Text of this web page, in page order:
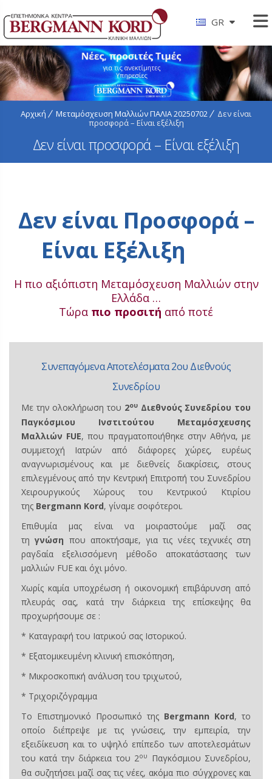
GR
Αρχική Μεταμόσχευση Μαλλιών ΠΑΛΙΑ 20250702
Δεν είναι
προσφορά – Είναι εξέλιξη
Δεν είναι προσφορά – Είναι εξέλιξη
Δεν είναι Προσφορά –
Είναι Εξέλιξη
Η πιο αξιόπιστη Μεταμόσχευση Μαλλιών στην
Ελλάδα …
Τώρα πιο προσιτή από ποτέ
Συνεπαγόμενα Αποτελέσματα 2ου Διεθνούς
Συνεδρίου
Με την ολοκλήρωση του 2ουΔιεθνούς Συνεδρίου του
Παγκόσμιου Ινστιτούτου Μεταμόσχευσης
Μαλλιών FUE, που πραγματοποιήθηκε στην Αθήνα, με
συμμετοχή Ιατρών από διάφορες χώρες, ευρέως
αναγνωρισμένους και με διεθνείς διακρίσεις, στους
επιλεγμένους από την Κεντρική Επιτροπή του Συνεδρίου
Χειρουργικούς Χώρους του Κεντρικού Κτιρίου
της Bergmann Kord, γίναμε σοφότεροι.
Επιθυμία μας είναι να μοιραστούμε μαζί σας
τηγνώση που αποκτήσαμε, για τις νέες τεχνικές στη
ραγδαία εξελισσόμενη μέθοδο αποκατάστασης των
μαλλιών FUE και όχι μόνο.
Χωρίς καμία υποχρέωση ή οικονομική επιβάρυνση από
πλευράς σας, κατά την διάρκεια της επίσκεψης θα
προχωρήσουμε σε :
* Καταγραφή του Ιατρικού σας Ιστορικού.
* Εξατομικευμένη κλινική επισκόπηση,
* Μικροσκοπική ανάλυση του τριχωτού,
* Τριχοριζόγραμμα
Το Επιστημονικό Προσωπικό της Βergmann Kord, το
οποίο διέπρεψε με τις γνώσεις, την εμπειρία, την
εξειδίκευση και το υψηλό επίπεδο των αποτελεσμάτων
του κατά την διάρκεια του 2ου
Παγκόσμιου Συνεδρίου,
θα συζητήσει μαζί σας τις νέες, ακόμα πιο σύγχρονες και